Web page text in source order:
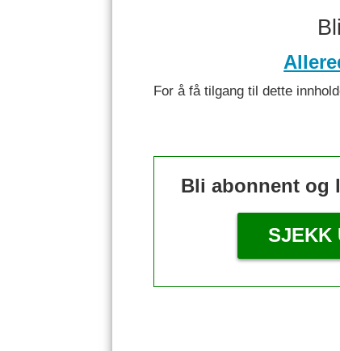
For å få tilgang til dette
Bli abonnent og
SJEKK